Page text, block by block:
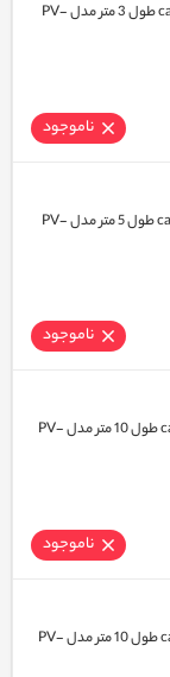
پچ کورد کابل شبکه ونوس cat5 طول 3 متر مدل PV-
ناموجود
پچ کورد کابل شبکه ونوس cat5 طول 5 متر مدل PV-
ناموجود
پچ کورد کابل شبکه ونوس cat6 طول 10 متر مدل PV-
ناموجود
پچ کورد کابل شبکه ونوس cat5 طول 10 متر مدل PV-